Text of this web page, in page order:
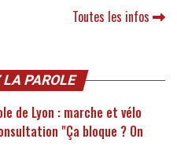
Toutes les infos
LA PAROLE
de Lyon : marche et vélo
"Ça bloque ? On